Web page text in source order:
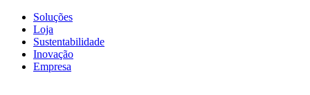
Soluções
Loja
Sustentabilidade
Inovação
Empresa